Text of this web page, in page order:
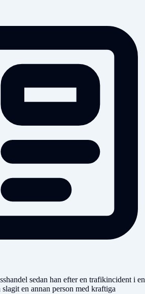
sedan han efter en trafikincident i en
en annan person med kraftiga